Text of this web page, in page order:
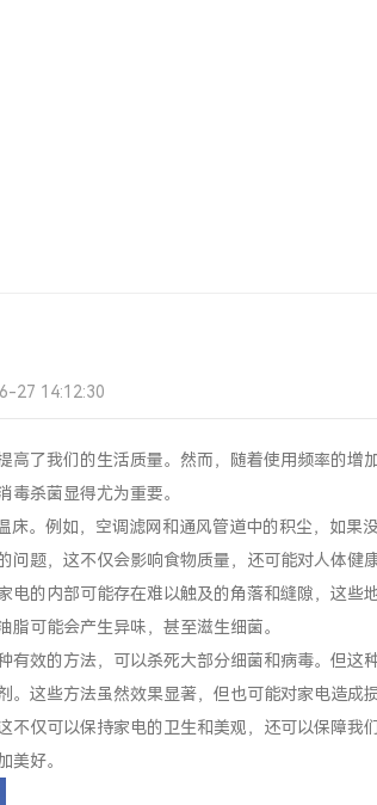
27 14:12:30
了我们的生活质量。然而，随着使用频率的增
杀菌显得尤为重要。
。例如，空调滤网和通风管道中的积尘，如果
题，这不仅会影响食物质量，还可能对人体健康
的内部可能存在难以触及的角落和缝隙，这些
可能会产生异味，甚至滋生细菌。
效的方法，可以杀死大部分细菌和病毒。但这
这些方法虽然效果显著，但也可能对家电造成
仅可以保持家电的卫生和美观，还可以保障我
美好。